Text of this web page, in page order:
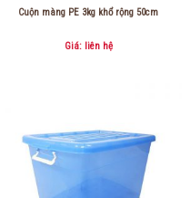
Cuộn màng PE 3kg khổ rộng 50cm
Giá: liên hệ